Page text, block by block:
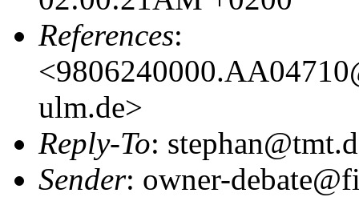
References:
ulm.de>
Reply-To:
Sender: owner-